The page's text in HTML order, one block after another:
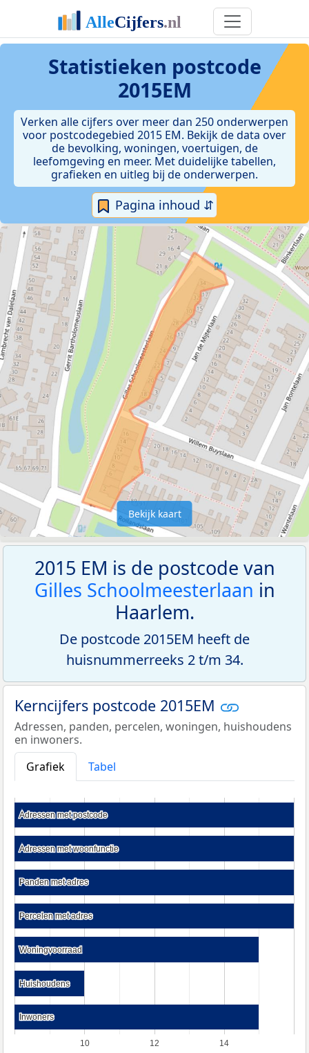
Statistieken postcode
2015EM
Verken alle cijfers over meer dan 250 onderwerpen
voor postcodegebied 2015 EM. Bekijk de data over
de bevolking, woningen, voertuigen, de
leefomgeving en meer. Met duidelijke tabellen,
grafieken en uitleg bij de onderwerpen.
Pagina inhoud ⇵
Bekijk kaart
2015 EM is de postcode van
Gilles Schoolmeesterlaan in
Haarlem.
De postcode 2015EM heeft de
huisnummerreeks 2 t/m 34.
Kerncijfers postcode 2015EM
Adressen, panden, percelen, woningen, huishoudens
en inwoners.
Grafiek
Tabel
10 12 14
Adressen met postcode
Adressen met postcode
Adressen met woonfunctie
Adressen met woonfunctie
Panden met adres
Panden met adres
Percelen met adres
Percelen met adres
Woningvoorraad
Woningvoorraad
Huishoudens
Huishoudens
Inwoners
Inwoners